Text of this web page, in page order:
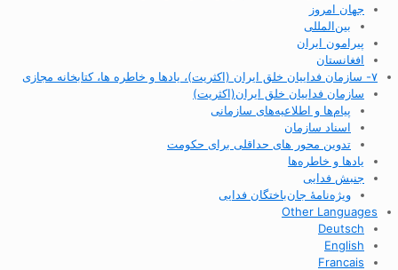
جهان امروز
بین‌المللی
پیرامون ایران
افغانستان
۷- سازمان فداییان خلق ایران (اکثریت)، یادها و خاطره ها، کتابخانه مجازی
سازمان فداییان خلق ایران(اکثریت)
پیام‌ها و اطلاعیه‌های سازمانی
اسناد سازمان
تدوین محور های حداقلی برای حکومت
یادها و خاطره‌ها
جنبش فدایی
ویژه‌نامهٔ جان‌باختگان فدایی
Other Languages
Deutsch
English
Francais